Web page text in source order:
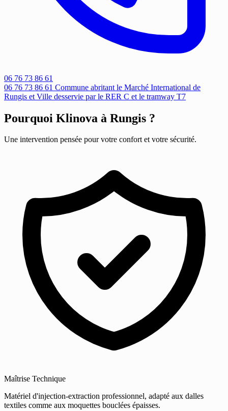
06 76 73 86 61
06 76 73 86 61 Commune abritant le Marché International de
Rungis et Ville desservie par le RER C et le tramway T7
Pourquoi Klinova à Rungis ?
Une intervention pensée pour votre confort et votre sécurité.
Maîtrise Technique
Matériel d'injection-extraction professionnel, adapté aux dalles
textiles comme aux moquettes bouclées épaisses.